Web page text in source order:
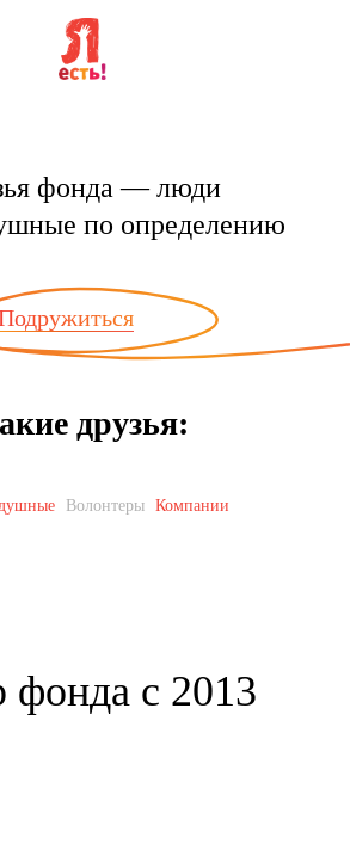
фонда — люди
по определению
друзья:
Волонтеры Компании
фонда с 2013